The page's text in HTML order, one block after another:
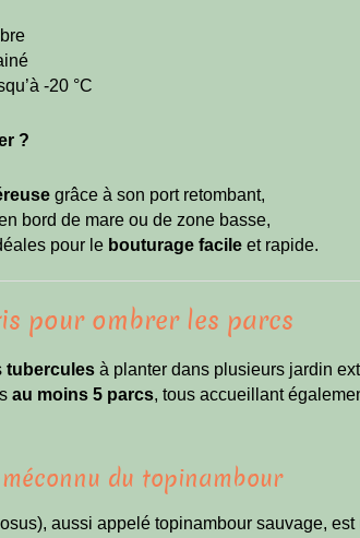
-20 °C
?
grâce à son port retombant,
bord de mare ou de zone basse,
pour le bouturage facile et rapide.
pour ombrer les parcs
tubercules à planter dans plusieurs jardin
au moins 5 parcs, tous accueillant
du topinambour
aussi appelé topinambour sauvage,